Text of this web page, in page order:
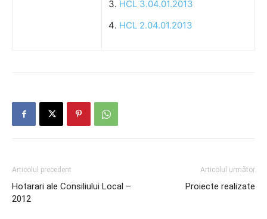
HCL 3.04.01.2013
HCL 2.04.01.2013
Articolul precedent
Hotarari ale Consiliului Local –
2012
Articolul următor
Proiecte realizate